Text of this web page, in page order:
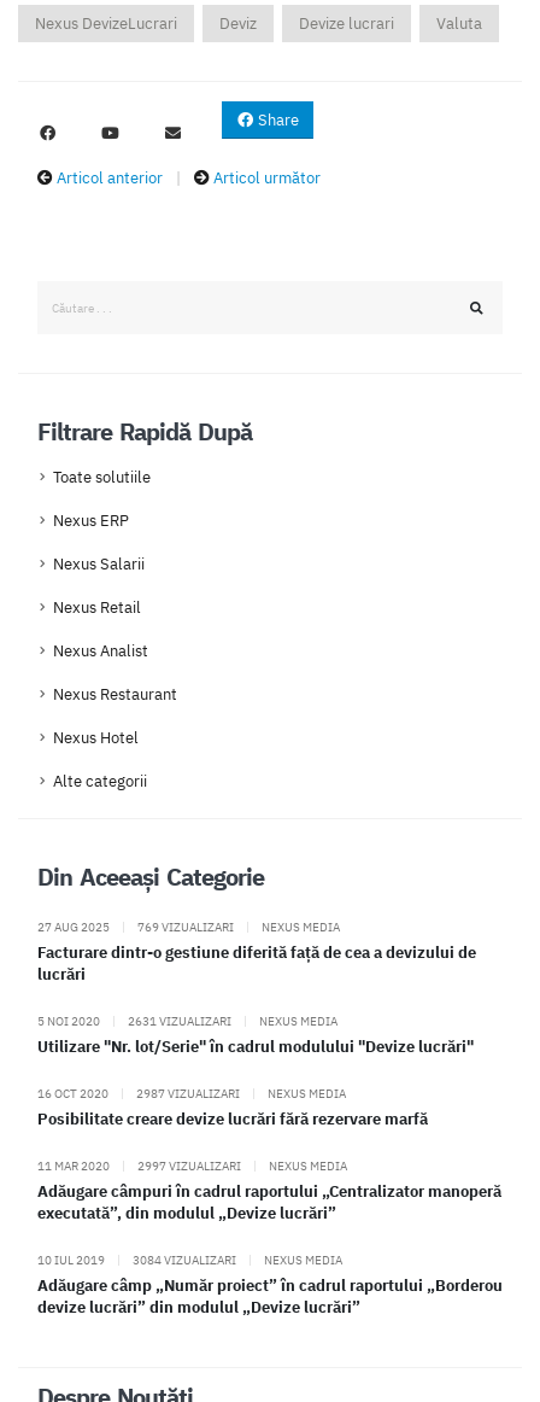
Nexus DevizeLucrari Deviz Devize lucrari Valuta
Share
Articol anterior Articol următor
Filtrare Rapidă După
Toate solutiile
Nexus ERP
Nexus Salarii
Nexus Retail
Nexus Analist
Nexus Restaurant
Nexus Hotel
Alte categorii
Din Aceeași Categorie
27 AUG 2025 | 769 VIZUALIZARI | NEXUS MEDIA
Facturare dintr-o gestiune diferită față de cea a devizului de
lucrări
5 NOI 2020 | 2631 VIZUALIZARI | NEXUS MEDIA
Utilizare "Nr. lot/Serie" în cadrul modulului "Devize lucrări"
16 OCT 2020 | 2987 VIZUALIZARI | NEXUS MEDIA
Posibilitate creare devize lucrări fără rezervare marfă
11 MAR 2020 | 2997 VIZUALIZARI | NEXUS MEDIA
Adăugare câmpuri în cadrul raportului „Centralizator manoperă
executată”, din modulul „Devize lucrări”
10 IUL 2019 | 3084 VIZUALIZARI | NEXUS MEDIA
Adăugare câmp „Număr proiect” în cadrul raportului „Borderou
devize lucrări” din modulul „Devize lucrări”